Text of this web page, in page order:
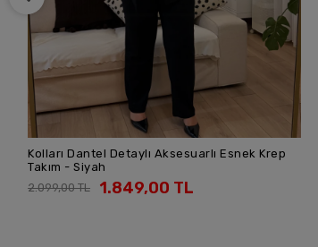
SEPETE EKLE
Kısa Kol Piliseli Esnek Krep Takım - Siyah
2.099,00 TL 1.849,00 TL